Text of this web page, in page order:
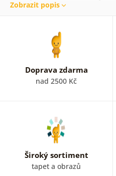
městy,přírodou
sportovce, tanečníky,
Černobílé obrazy
na
jedinečnost. Zajímavý je i
a retrostylu. Chcete-li se
lidí tak jednoznačně učiníte.
Zobrazit popis
Doprava zdarma
nad 2500 Kč
Široký sortiment
tapet a obrazů